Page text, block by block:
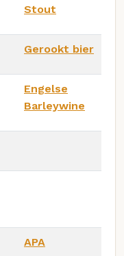
Stout
Gerookt bier
Engelse
Barleywine
APA